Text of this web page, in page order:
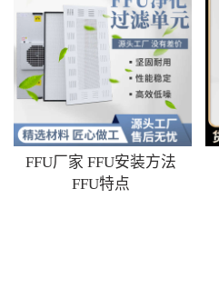
FFU厂家 FFU安装方法
FFU特点